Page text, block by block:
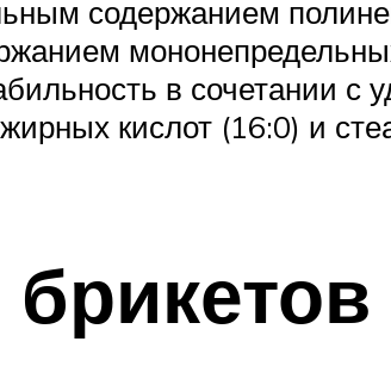
содержанием
в сочетании с
кислот (16:0) и